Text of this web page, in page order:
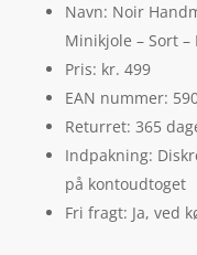
Navn: Noir
Minikjole – Sort –
Pris: kr. 499
EAN nummer:
Returret: 365
Indpakning:
på kontoudtoget
Fri fragt: Ja, ved